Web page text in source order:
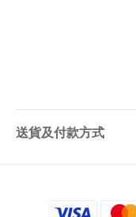
送貨及付款方式